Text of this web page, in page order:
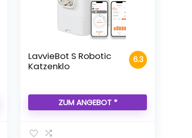
6.3
LavvieBot S Robotic
Katzenklo
ZUM ANGEBOT *